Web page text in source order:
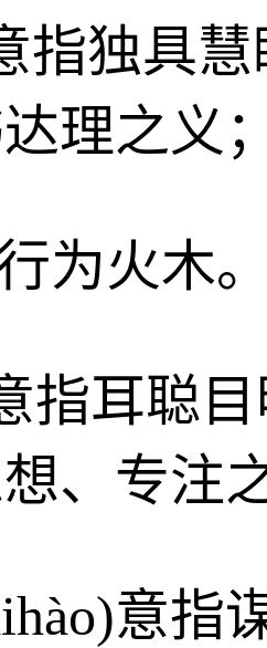
指独具
理之义
为火木。
指耳聪
、专注
意指